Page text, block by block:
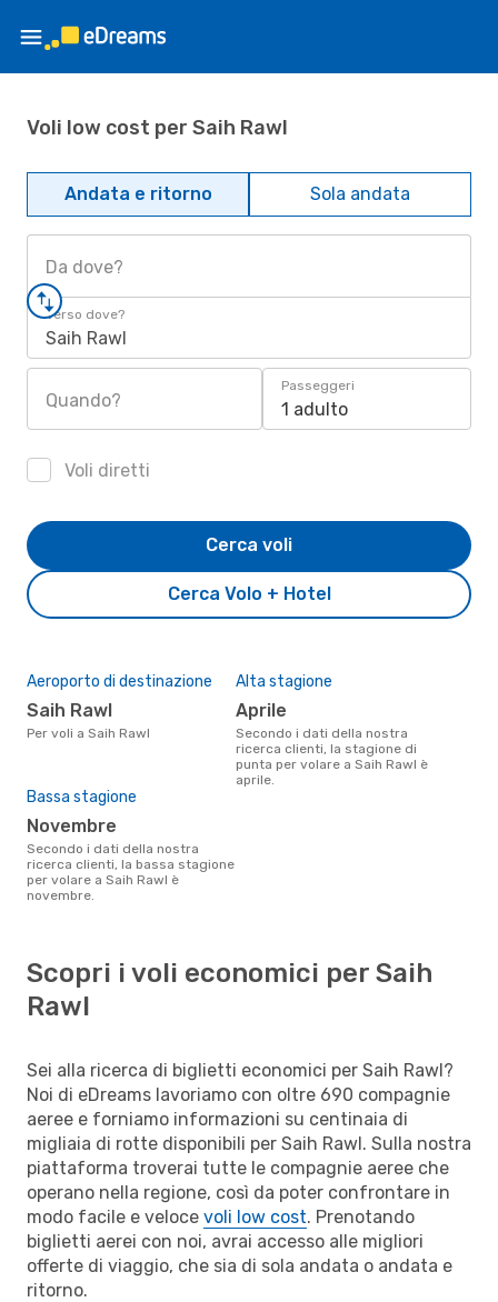
Voli low cost per Saih Rawl
Andata e ritorno Sola andata
Da dove?
Verso dove?
Saih Rawl
Quando?
Passeggeri
1 adulto
Voli diretti
Cerca Volo + Hotel
Cerca voli
Aeroporto di destinazione
Saih Rawl
Per voli a Saih Rawl
Alta stagione
aprile
Secondo i dati della nostra
ricerca clienti, la stagione di
punta per volare a Saih Rawl è
aprile.
Bassa stagione
novembre
Secondo i dati della nostra
ricerca clienti, la bassa stagione
per volare a Saih Rawl è
novembre.
Scopri i voli economici per Saih
Rawl
Sei alla ricerca di biglietti economici per Saih Rawl?
Noi di eDreams lavoriamo con oltre 690 compagnie
aeree e forniamo informazioni su centinaia di
migliaia di rotte disponibili per Saih Rawl. Sulla nostra
piattaforma troverai tutte le compagnie aeree che
operano nella regione, così da poter confrontare in
modo facile e veloce voli low cost. Prenotando
biglietti aerei con noi, avrai accesso alle migliori
offerte di viaggio, che sia di sola andata o andata e
ritorno.